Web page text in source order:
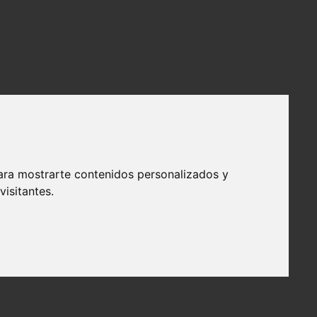
mostrarte contenidos personalizados y